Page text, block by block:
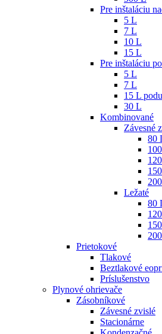
Pre inštaláciu
5 L
7 L
10 L
15 L
Pre inštaláciu
5 L
7 L
15 L
30 L
Kombinované
Závesné
80
Ležaté
80
Prietokové
Tlakové
Beztlakové
Príslušenstvo
Plynové ohrievače
Zásobníkové
Závesné zvislé
Stacionárne